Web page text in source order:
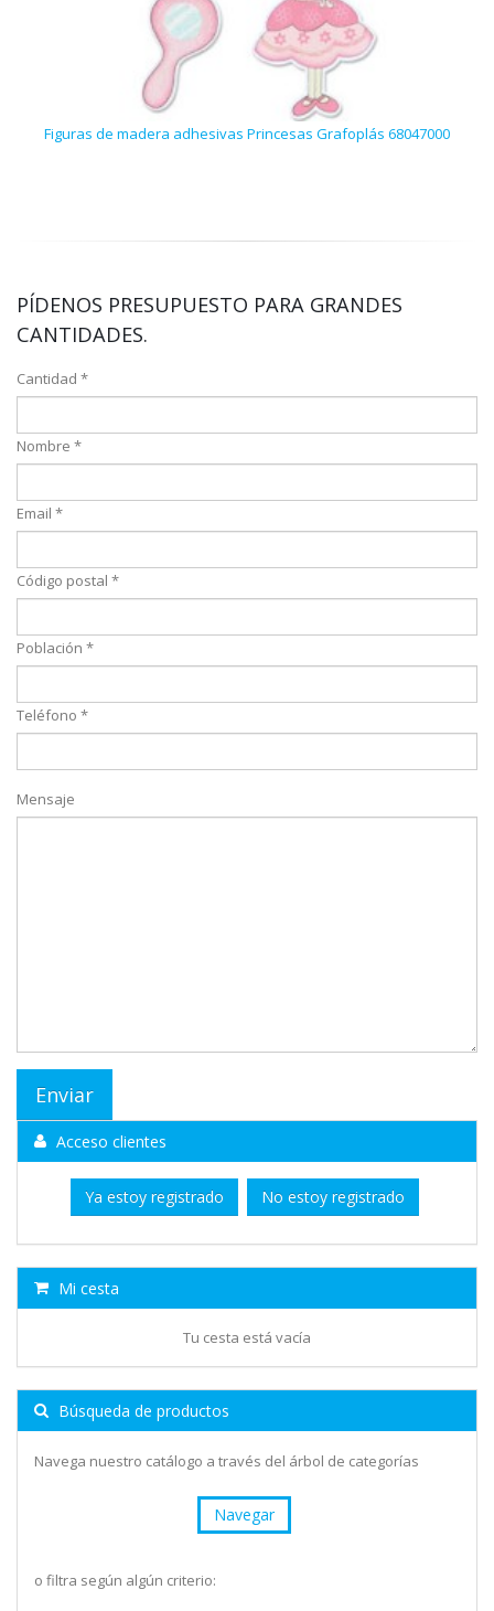
Figuras de madera adhesivas Princesas Grafoplás 68047000
PÍDENOS PRESUPUESTO PARA GRANDES
CANTIDADES.
Cantidad *
Nombre *
Email *
Código postal *
Población *
Teléfono *
Mensaje
Acceso clientes
Ya estoy registrado No estoy registrado
Mi cesta
Tu cesta está vacía
Búsqueda de productos
Navega nuestro catálogo a través del árbol de categorías
Navegar
o filtra según algún criterio: